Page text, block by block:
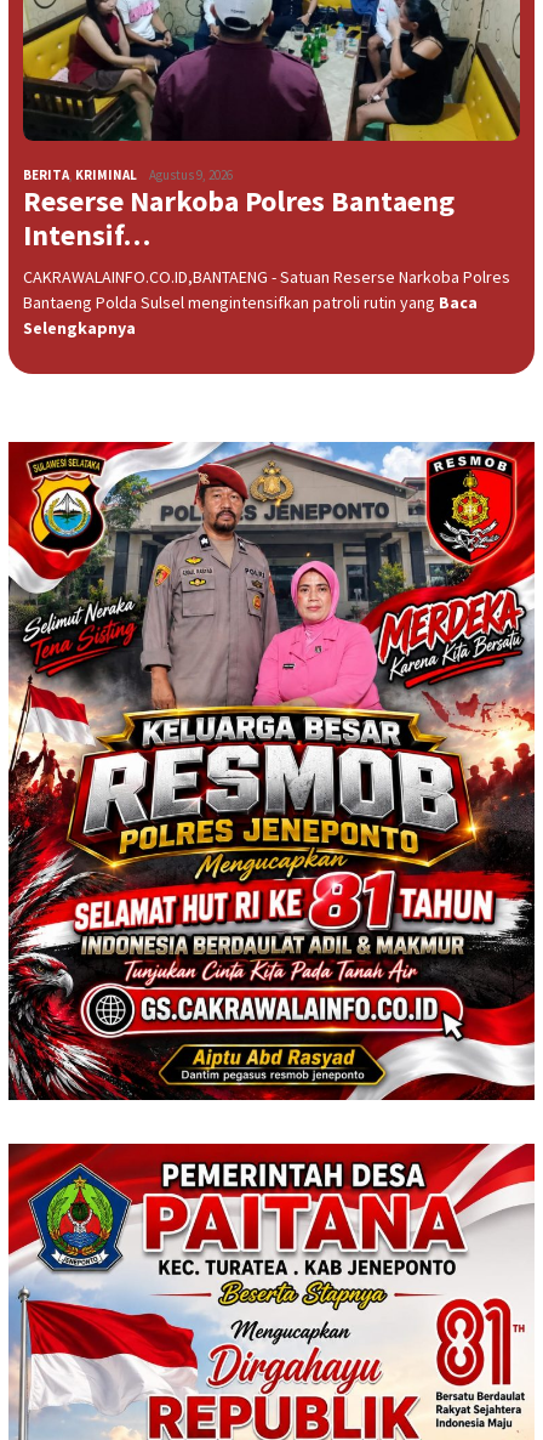
BERITA KRIMINAL Agustus 9, 2026
Reserse Narkoba Polres Bantaeng
Intensif…
CAKRAWALAINFO.CO.ID,BANTAENG - Satuan Reserse Narkoba Polres
Bantaeng Polda Sulsel mengintensifkan patroli rutin yang Baca
Selengkapnya